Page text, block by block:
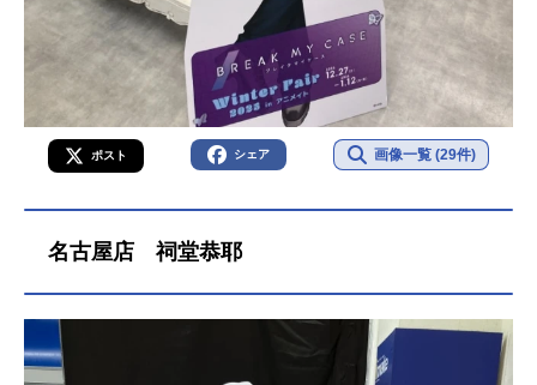
ポスト シェア 画像一覧 (29件)
名古屋店 祠堂恭耶